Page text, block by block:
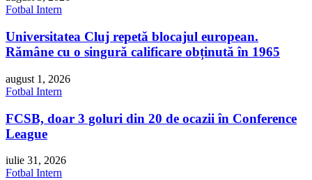
Fotbal Intern
Universitatea Cluj repetă blocajul european.
Rămâne cu o singură calificare obținută în 1965
august 1, 2026
Fotbal Intern
FCSB, doar 3 goluri din 20 de ocazii în Conference
League
iulie 31, 2026
Fotbal Intern